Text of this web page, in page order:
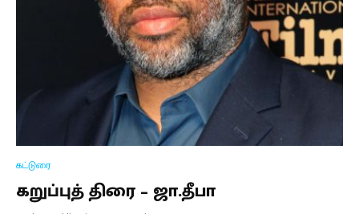
கட்டுரை
கறுப்புத் திரை – ஜா.தீபா